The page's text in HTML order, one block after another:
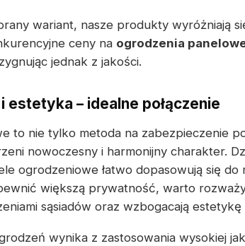
wariant, nasze produkty wyróżniają
ceny na ogrodzenia
jednak z jakości.
estetyka – idealne połączenie
to nie tylko metoda na zabezpieczenie
nowoczesny i harmonijny charakter.
ogrodzeniowe łatwo dopasowują się
większą prywatność, warto
sąsiadów oraz wzbogacają estetykę
wynika z zastosowania wysokiej